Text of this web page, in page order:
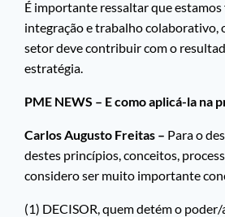
É importante ressaltar que
integração e trabalho colaborativo,
setor deve contribuir com o
estratégia.
PME NEWS – E como aplicá-la na
Carlos Augusto Freitas – Para o
destes princípios, conceitos,
considero ser muito importante
(1) DECISOR, quem detém o